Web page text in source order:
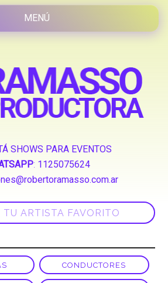
SHOWS PARA EVENTOS
: 1125075624
CONDUCTORES